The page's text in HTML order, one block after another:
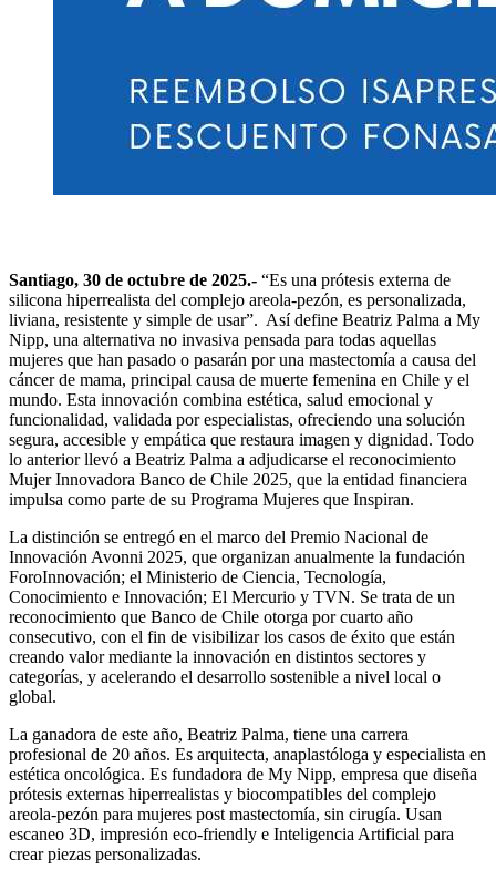
Santiago, 30 de octubre de 2025.- “Es una prótesis externa de
silicona hiperrealista del complejo areola-pezón, es personalizada,
liviana, resistente y simple de usar”. Así define Beatriz Palma a My
Nipp, una alternativa no invasiva pensada para todas aquellas
mujeres que han pasado o pasarán por una mastectomía a causa del
cáncer de mama, principal causa de muerte femenina en Chile y el
mundo. Esta innovación combina estética, salud emocional y
funcionalidad, validada por especialistas, ofreciendo una solución
segura, accesible y empática que restaura imagen y dignidad. Todo
lo anterior llevó a Beatriz Palma a adjudicarse el reconocimiento
Mujer Innovadora Banco de Chile 2025, que la entidad financiera
impulsa como parte de su Programa Mujeres que Inspiran.
La distinción se entregó en el marco del Premio Nacional de
Innovación Avonni 2025, que organizan anualmente la fundación
ForoInnovación; el Ministerio de Ciencia, Tecnología,
Conocimiento e Innovación; El Mercurio y TVN. Se trata de un
reconocimiento que Banco de Chile otorga por cuarto año
consecutivo, con el fin de visibilizar los casos de éxito que están
creando valor mediante la innovación en distintos sectores y
categorías, y acelerando el desarrollo sostenible a nivel local o
global.
La ganadora de este año, Beatriz Palma, tiene una carrera
profesional de 20 años. Es arquitecta, anaplastóloga y especialista en
estética oncológica. Es fundadora de My Nipp, empresa que diseña
prótesis externas hiperrealistas y biocompatibles del complejo
areola-pezón para mujeres post mastectomía, sin cirugía. Usan
escaneo 3D, impresión eco-friendly e Inteligencia Artificial para
crear piezas personalizadas.